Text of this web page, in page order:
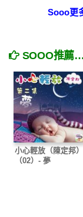
Sooo更
SOOO推
小心輕放（陳定邦）
（02）- 夢